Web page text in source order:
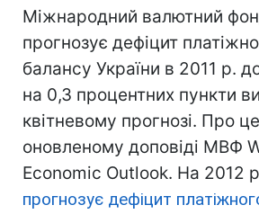
Міжнародний валютний
прогнозує дефіцит
балансу України в 2011 р.
на 0,3 процентних пункти
квітневому прогнозі. Про
оновленому доповіді МВФ
Economic Outlook. На 2012
прогнозує дефіцит